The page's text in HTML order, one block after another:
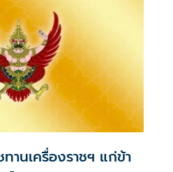
ทานเครื่องราชฯ แก่ข้า